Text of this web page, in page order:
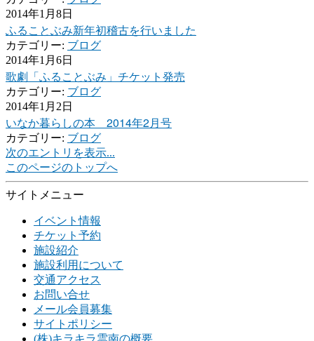
2014年1月8日
ふることぶみ新年初稽古を行いました
カテゴリー: ブログ
2014年1月6日
歌劇「ふることぶみ」チケット発売
カテゴリー: ブログ
2014年1月2日
いなか暮らしの本 2014年2月号
カテゴリー: ブログ
次のエントリを表示...
このページのトップへ
サイトメニュー
イベント情報
チケット予約
施設紹介
施設利用について
交通アクセス
お問い合せ
メール会員募集
サイトポリシー
(株)キラキラ雲南の概要